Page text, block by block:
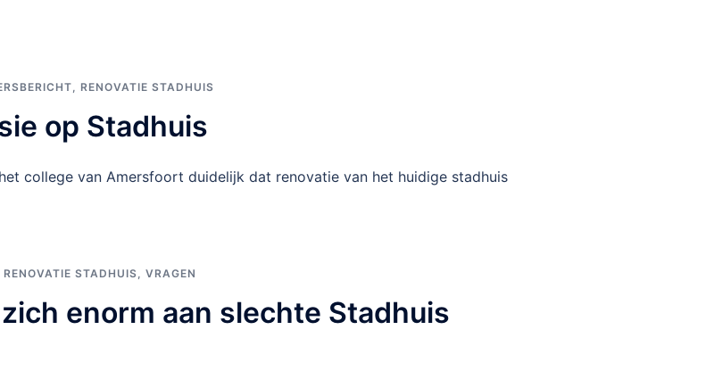
, RENOVATIE STADHUIS
op Stadhuis
college van Amersfoort duidelijk dat renovatie van het huidige stadhuis
RENOVATIE STADHUIS, VRAGEN
enorm aan slechte Stadhuis